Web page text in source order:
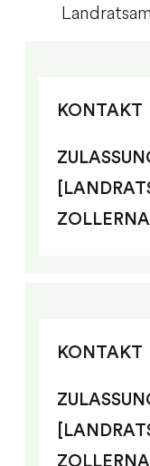
KONTAKT
KONTAKT